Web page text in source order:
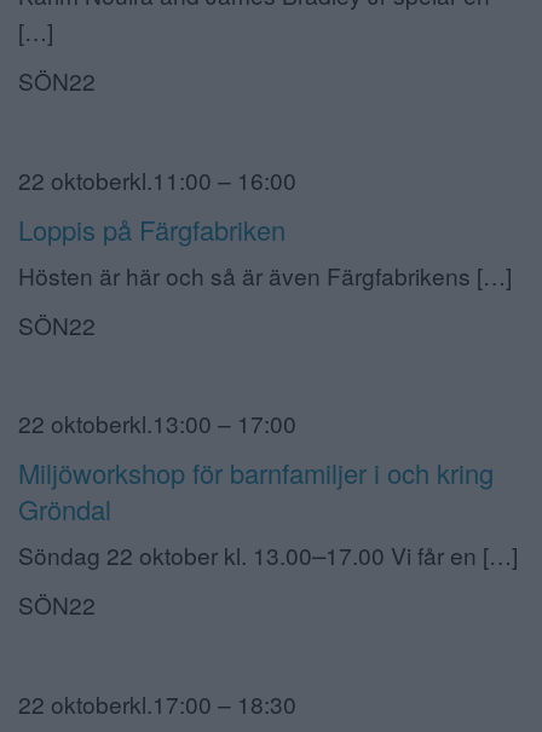
[…]
SÖN22
22 oktoberkl.11:00 – 16:00
Loppis på Färgfabriken
Hösten är här och så är även Färgfabrikens […]
SÖN22
22 oktoberkl.13:00 – 17:00
Miljöworkshop för barnfamiljer i och kring
Gröndal
Söndag 22 oktober kl. 13.00⎼17.00 Vi får en […]
SÖN22
22 oktoberkl.17:00 – 18:30